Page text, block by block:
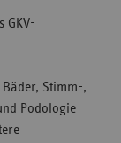
GKV-
Stimm-,
Podologie